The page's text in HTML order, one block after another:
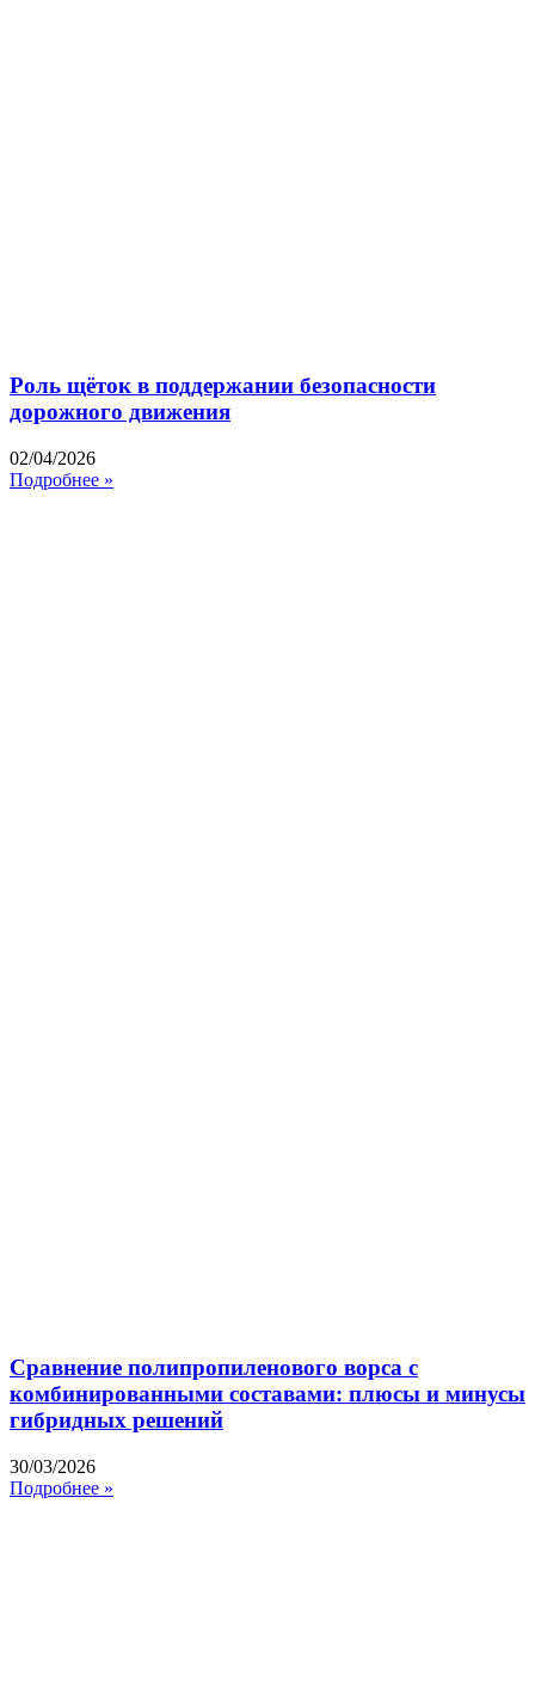
Роль щёток в поддержании безопасности
дорожного движения
02/04/2026
Подробнее »
Сравнение полипропиленового ворса с
комбинированными составами: плюсы и минусы
гибридных решений
30/03/2026
Подробнее »